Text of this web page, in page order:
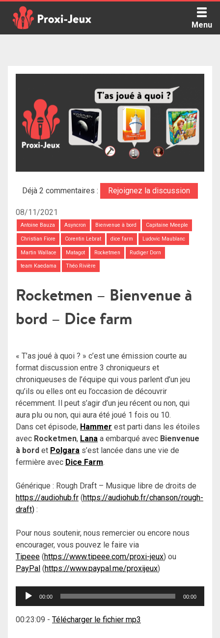
content
Menu
Déjà 2 commentaires : Rejoignez la discussion
08/11/2021
Antoine Bauza Asyncron Bienvenue à bord Capitaine Meeple
Christian Fiore Corentin Lebrat dice farm Ludovic Maublanc
Martin Wallace Matagot Rocketmen Rudiger Dorn
team Kaedama Théo Rivière
Rocketmen – Bienvenue à
bord – Dice farm
« T’as joué à quoi ? » c’est une émission courte au
format discussion entre 3 chroniqueurs et
chroniqueuses de l’équipe qui vous parlent d’un jeu
qu’ils ou elles ont eu l’occasion de découvrir
récemment. Il peut s’agir d’un jeu récent ou non, qui
aura plu ou non, qui aura été joué 1 fois ou 10.
Dans cet épisode, Hammer est parti dans les étoiles
avec Rocketmen, Lana a embarqué avec Bienvenue
à bord et Polgara s’est lancée dans une vie de
fermière avec Dice Farm.
Générique : Rough Draft – Musique libre de droits de
https://audiohub.fr (https://audiohub.fr/chanson/rough-
draft) :
Pour nous soutenir, nous remercier ou encore nous
encourager, vous pouvez le faire via
Tipeee (https://www.tipeee.com/proxi-jeux) ou
PayPal (https://www.paypal.me/proxijeux)
Lecteur
00:00 00:00
00:23:09 - Télécharger le fichier mp3